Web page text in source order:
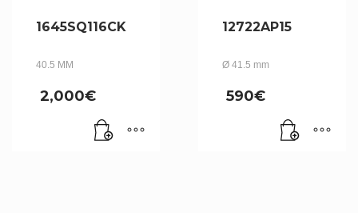
1645SQ116CK
40.5 MM
2,000€
12722AP15
Ø 41.5 mm
590€